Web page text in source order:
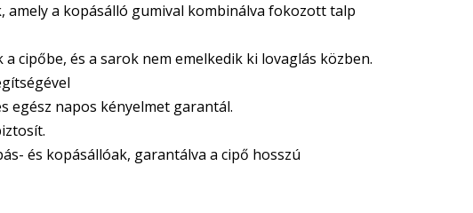
a kopásálló gumival kombinálva fokozott talp
cipőbe, és a sarok nem emelkedik ki lovaglás közben.
egész napos kényelmet garantál.
és kopásállóak, garantálva a cipő hosszú